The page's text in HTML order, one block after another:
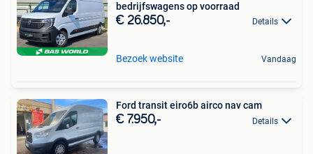
bedrijfswagens op voorraad
€ 26.850,- Details
Bezoek website Vandaag
Ford transit eiro6b airco nav cam
€ 7.950,- Details